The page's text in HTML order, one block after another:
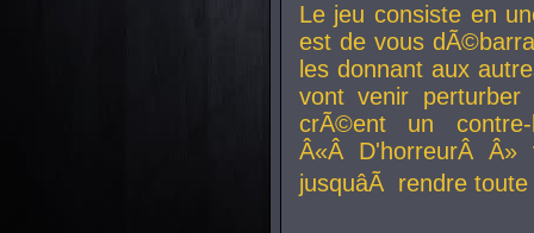
Le jeu consiste en
est de vous
les donnant aux
vont venir perturber
crÃ©ent un
Â«Â D'horreurÂ
jusquâÃ rendre